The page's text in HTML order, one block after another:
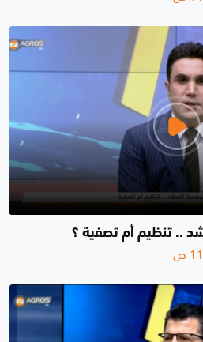
.. تنظيم أم تصفية ؟